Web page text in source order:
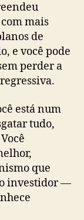
mais
de
e você pode
perder a
está num
tudo,
que
investidor —